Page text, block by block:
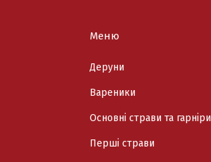
Меню
Деруни
Вареники
Основні страви та гарніри
Перші страви